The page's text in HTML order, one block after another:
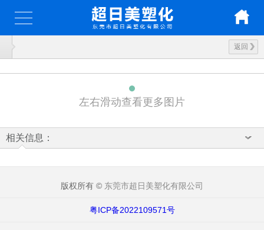
返回
左右滑动查看更多图片
相关信息：
版权所有 © 东莞市超日美塑化有限公司
粤ICP备2022109571号